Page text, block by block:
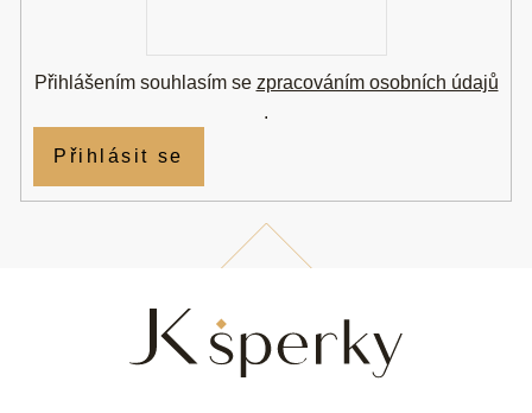
Přihlášením souhlasím se zpracováním osobních údajů
.
Přihlásit se